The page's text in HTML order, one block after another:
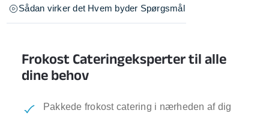
Sådan virker det Hvem byder Spørgsmål
Frokost Cateringeksperter til alle
dine behov
Pakkede frokost catering i nærheden af dig